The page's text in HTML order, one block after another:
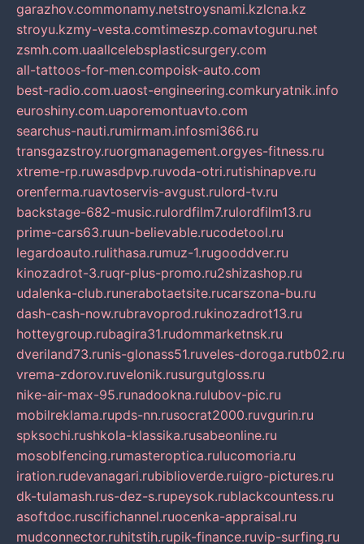
garazhov.commonamy.netstroysnami.kzlcna.kz
stroyu.kzmy-vesta.comtimeszp.comavtoguru.net
zsmh.com.uaallcelebsplasticsurgery.com
all-tattoos-for-men.compoisk-auto.com
best-radio.com.uaost-engineering.comkuryatnik.info
euroshiny.com.uaporemontuavto.com
searchus-nauti.rumirmam.infosmi366.ru
transgazstroy.ruorgmanagement.orgyes-fitness.ru
xtreme-rp.ruwasdpvp.ruvoda-otri.rutishinapve.ru
orenferma.ruavtoservis-avgust.rulord-tv.ru
backstage-682-music.rulordfilm7.rulordfilm13.ru
prime-cars63.ruun-believable.rucodetool.ru
legardoauto.rulithasa.rumuz-1.rugooddver.ru
kinozadrot-3.ruqr-plus-promo.ru2shizashop.ru
udalenka-club.runerabotaetsite.rucarszona-bu.ru
dash-cash-now.rubravoprod.rukinozadrot13.ru
hotteygroup.rubagira31.rudommarketnsk.ru
dveriland73.runis-glonass51.ruveles-doroga.rutb02.ru
vrema-zdorov.ruvelonik.rusurgutgloss.ru
nike-air-max-95.runadookna.rulubov-pic.ru
mobilreklama.rupds-nn.rusocrat2000.ruvgurin.ru
spksochi.rushkola-klassika.rusabeonline.ru
mosoblfencing.rumasteroptica.rulucomoria.ru
iration.rudevanagari.rubiblioverde.ruigro-pictures.ru
dk-tulamash.rus-dez-s.rupeysok.rublackcountess.ru
asoftdoc.ruscifichannel.ruocenka-appraisal.ru
mudconnector.ruhitstih.rupik-finance.ruvip-surfing.ru